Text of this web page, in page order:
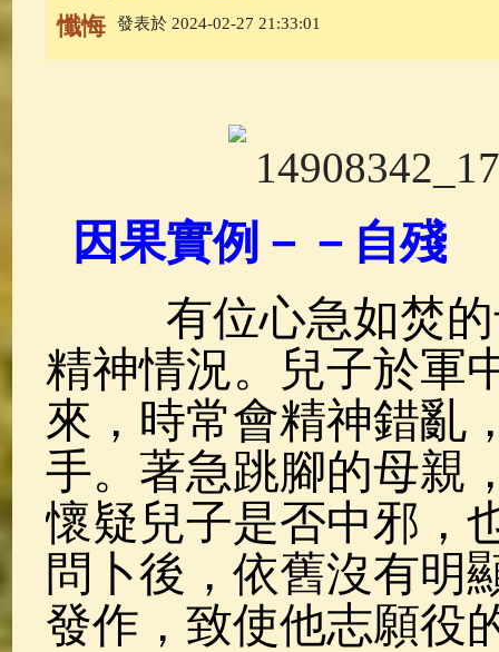
釋迦牟尼佛傳(69)
(37) 佛說療痔(腫瘤)
懺悔
發表於 2024-02-27 21:33:01
因果實例－－自殘
有位心急如焚的
精神情況。兒子於軍
來，時常會精神錯亂
手。著急跳腳的母親
懷疑兒子是否中邪，
問卜後，依舊沒有明
發作，致使他志願役